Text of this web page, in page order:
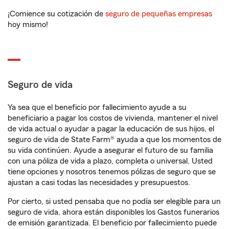
¡Comience su cotización de seguro de pequeñas empresas
hoy mismo!
Seguro de vida
Ya sea que el beneficio por fallecimiento ayude a su
beneficiario a pagar los costos de vivienda, mantener el nivel
de vida actual o ayudar a pagar la educación de sus hijos, el
seguro de vida de State Farm® ayuda a que los momentos de
su vida continúen. Ayude a asegurar el futuro de su familia
con una póliza de vida a plazo, completa o universal. Usted
tiene opciones y nosotros tenemos pólizas de seguro que se
ajustan a casi todas las necesidades y presupuestos.
Por cierto, si usted pensaba que no podía ser elegible para un
seguro de vida, ahora están disponibles los Gastos funerarios
de emisión garantizada. El beneficio por fallecimiento puede